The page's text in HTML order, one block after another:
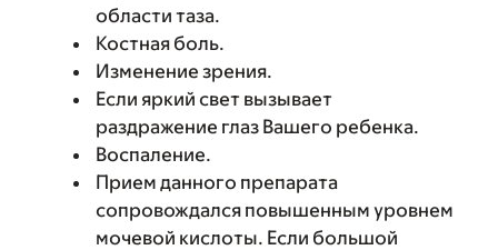
области таза.
Костная боль.
Изменение зрения.
Если яркий свет вызывает
раздражение глаз Вашего ребенка.
Воспаление.
Прием данного препарата
сопровождался повышенным уровнем
мочевой кислоты. Если большой